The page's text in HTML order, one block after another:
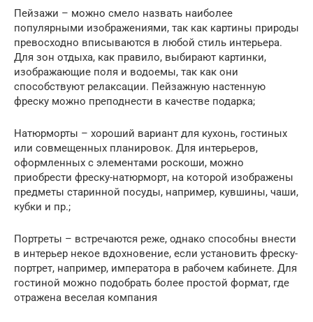
Пейзажи – можно смело назвать наиболее
популярными изображениями, так как картины природы
превосходно вписываются в любой стиль интерьера.
Для зон отдыха, как правило, выбирают картинки,
изображающие поля и водоемы, так как они
способствуют релаксации. Пейзажную настенную
фреску можно преподнести в качестве подарка;
Натюрморты – хороший вариант для кухонь, гостиных
или совмещенных планировок. Для интерьеров,
оформленных с элементами роскоши, можно
приобрести фреску-натюрморт, на которой изображены
предметы старинной посуды, например, кувшины, чаши,
кубки и пр.;
Портреты – встречаются реже, однако способны внести
в интерьер некое вдохновение, если установить фреску-
портрет, например, императора в рабочем кабинете. Для
гостиной можно подобрать более простой формат, где
отражена веселая компания